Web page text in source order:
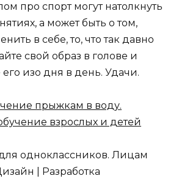
про спорт могут натолкнуть
а может быть о том,
в себе, то, что так давно
свой образ в голове и
изо дня в день. Удачи.
прыжкам в воду.
взрослых и детей
одноклассников. Лицам
| Разработка